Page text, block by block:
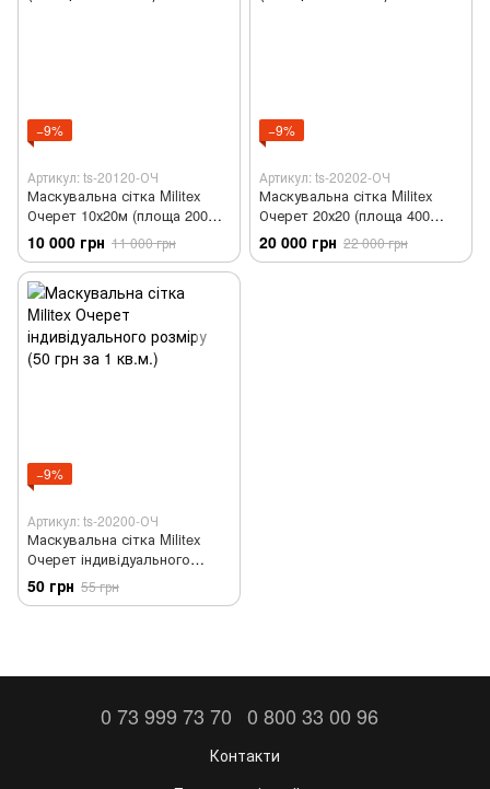
−9%
Артикул: ts-20120-ОЧ
Маскувальна сітка Militex
Очерет 10х20м (площа 200
кв.м.)
10 000 грн 11 000 грн
−9%
Артикул: ts-20202-ОЧ
Маскувальна сітка Militex
Очерет 20х20 (площа 400
кв.м.)
20 000 грн 22 000 грн
−9%
Артикул: ts-20200-ОЧ
Маскувальна сітка Militex
Очерет індивідуального
розміру (50 грн за 1 кв.м.)
50 грн 55 грн
0 73 999 73 70 0 800 33 00 96
Контакти